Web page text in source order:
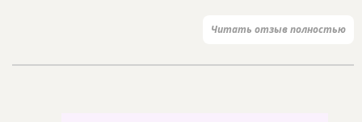
Читать отзыв полностью